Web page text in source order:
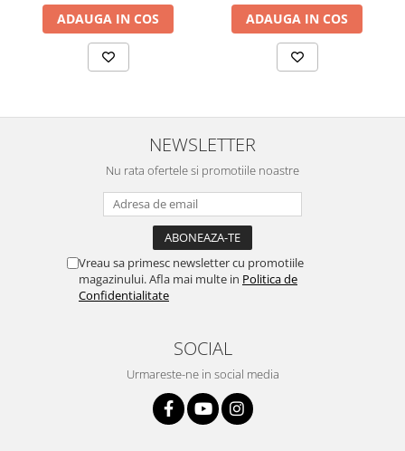
ADAUGA IN COS ADAUGA IN COS
NEWSLETTER
Nu rata ofertele si promotiile noastre
Vreau sa primesc newsletter cu promotiile
magazinului. Afla mai multe in Politica de
Confidentialitate
SOCIAL
Urmareste-ne in social media